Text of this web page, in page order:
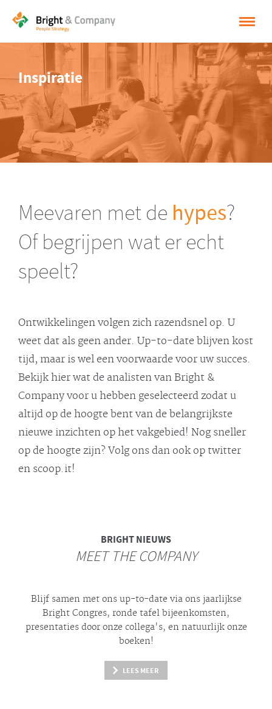
OPLOSSINGEN
CASES
INSPIRATIE
OVER BRIGHT & COMPANY
NEDERLANDS
ENGLISH
Inspiratie
Meevaren met de hypes?
Of begrijpen wat er echt
speelt?
Ontwikkelingen volgen zich razendsnel op. U
weet dat als geen ander. Up-to-date blijven kost
tijd, maar is wel een voorwaarde voor uw succes.
Bekijk hier wat de analisten van Bright &
Company voor u hebben geselecteerd zodat u
altijd op de hoogte bent van de belangrijkste
nieuwe inzichten op het vakgebied! Nog sneller
op de hoogte zijn? Volg ons dan ook op twitter
en scoop.it!
BRIGHTNIEUWS
MEET THE COMPANY
Blijf samen met ons up-to-date via ons jaarlijkse
Bright Congres, ronde tafel bijeenkomsten,
presentaties door onze collega's, en natuurlijk onze
boeken!
LEES MEER